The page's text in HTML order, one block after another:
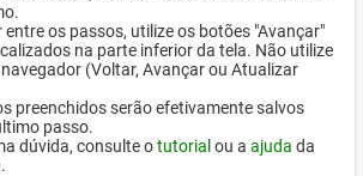
entre os passos, utilize os botões "Avançar"
na parte inferior da tela. Não utilize
(Voltar, Avançar ou Atualizar
preenchidos serão efetivamente salvos
passo.
dúvida, consulte otutorial ou a ajuda da